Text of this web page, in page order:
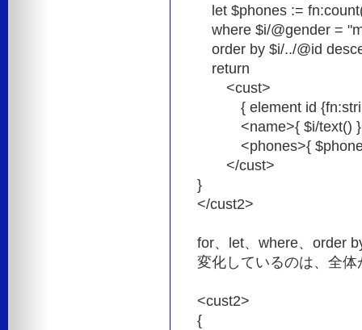
let $phones :=
where $i/@gender =
order by $i/../@id
return
<cust>
{ element id
<name>{ $i/text()
<phones>{
</cust>
}
</cust2>
for、let、where、order
変化しているのは、全体
<cust2>
{